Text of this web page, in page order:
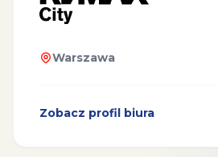
Warszawa
Zobacz profil biura